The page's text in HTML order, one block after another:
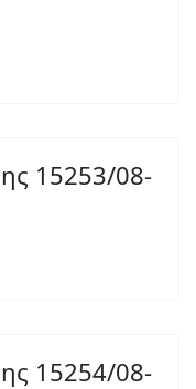
15253/08-
15254/08-